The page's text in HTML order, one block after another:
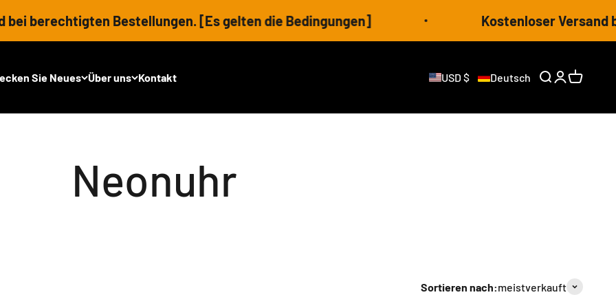
berechtigten Bestellungen. [Es gelten die Bedingungen] Kostenloser Versand bei
Sie Neues Über uns Kontakt USD $ Deutsch Suche öffnen
Sortieren nach:meistverkauft